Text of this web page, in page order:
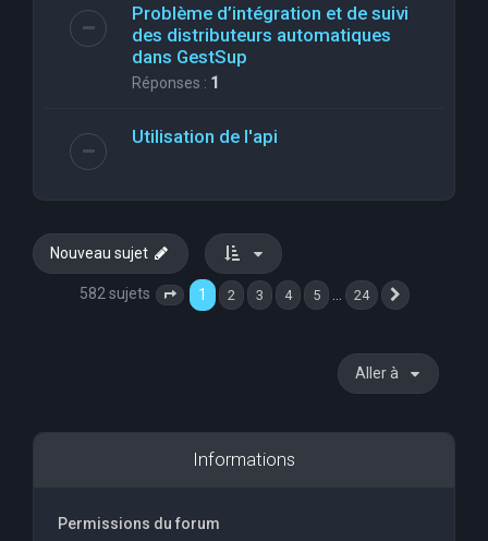
Problème d’intégration et de suivi
des distributeurs automatiques
dans GestSup
Réponses : 1
Utilisation de l'api
Nouveau sujet
582 sujets Page 1 sur 24
1 2 3 4 5 … 24
Aller à
Informations
Permissions du forum